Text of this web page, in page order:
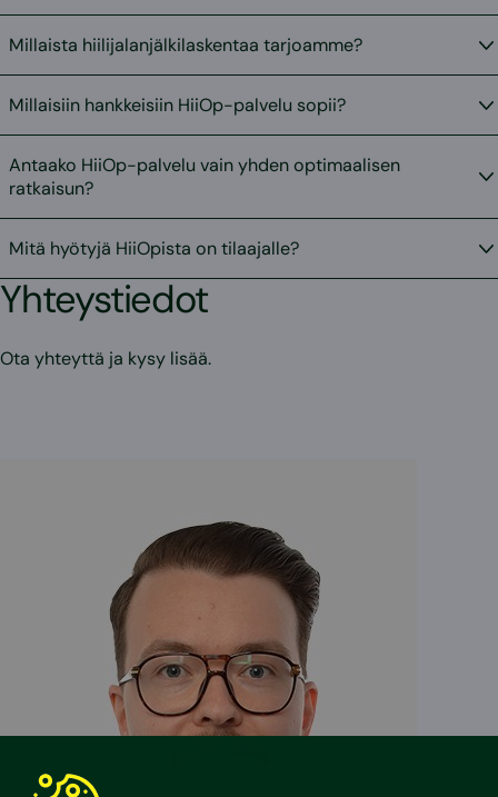
Millaista hiilijalanjälkilaskentaa tarjoamme?
Millaisiin hankkeisiin HiiOp-palvelu sopii?
Antaako HiiOp-palvelu vain yhden optimaalisen
ratkaisun?
Mitä hyötyjä HiiOpista on tilaajalle?
Yhteystiedot
Ota yhteyttä ja kysy lisää.